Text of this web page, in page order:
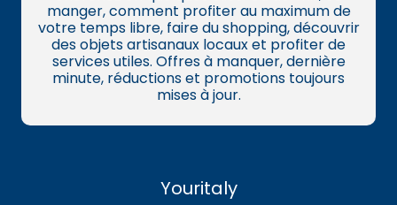
manger, comment profiter au maximum de
votre temps libre, faire du shopping, découvrir
des objets artisanaux locaux et profiter de
services utiles. Offres à manquer, dernière
minute, réductions et promotions toujours
mises à jour.
Youritaly